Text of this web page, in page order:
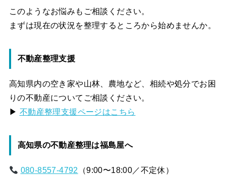
このようなお悩みもご相談ください。
まずは現在の状況を整理するところから始めませんか。
不動産整理支援
高知県内の空き家や山林、農地など、相続や処分でお困
りの不動産についてご相談ください。
▶ 不動産整理支援ページはこちら
高知県の不動産整理は福島屋へ
080-8557-4792
（9:00〜18:00／不定休）